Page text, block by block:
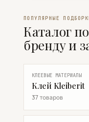
ПОПУЛЯРНЫЕ
Каталог
бренду и
КЛЕЕВЫЕ МАТЕРИАЛЫ
Клей Kleiberit
37 товаров